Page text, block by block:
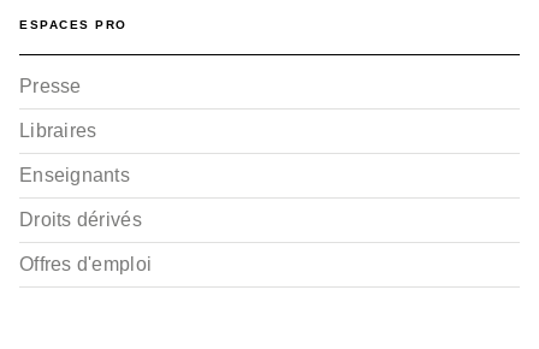
ESPACES PRO
Presse
Libraires
Enseignants
Droits dérivés
Offres d'emploi